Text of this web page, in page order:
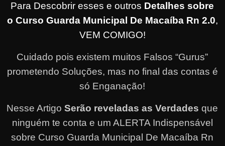
Para Descobrir esses e outros Detalhes sobre
o Curso Guarda Municipal De Macaíba Rn 2.0,
VEM COMIGO!
Cuidado pois existem muitos Falsos “Gurus”
prometendo Soluções, mas no final das contas é
só Enganação!
Nesse ArtigoSerão reveladas as Verdades que
ninguém te conta e um ALERTA Indispensável
sobre Curso Guarda Municipal De Macaíba Rn